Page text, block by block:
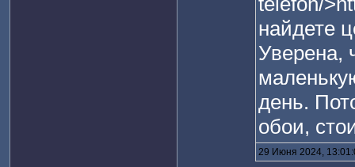
найдете
Уверена,
день.
обои,
29 Июня 2024,